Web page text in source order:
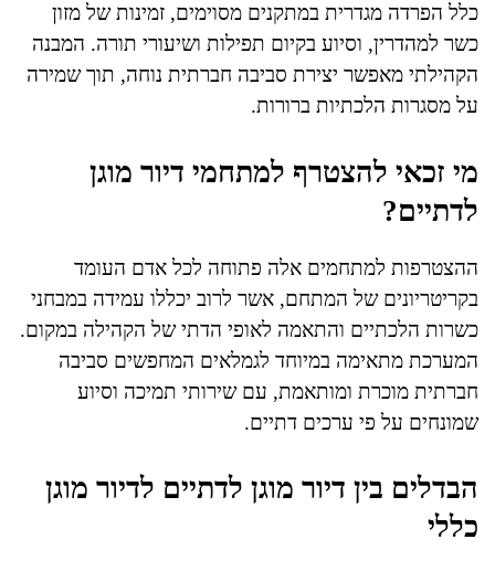
כלל הפרדה מגדרית במתקנים מסוימים, זמינות של מזון
כשר למהדרין, וסיוע בקיום תפילות ושיעורי תורה. המבנה
הקהילתי מאפשר יצירת סביבה חברתית נוחה, תוך שמירה
על מסגרות הלכתיות ברורות.
מי זכאי להצטרף למתחמי דיור מוגן
לדתיים?
ההצטרפות למתחמים אלה פתוחה לכל אדם העומד
בקריטריונים של המתחם, אשר לרוב יכללו עמידה במבחני
כשרות הלכתיים והתאמה לאופי הדתי של הקהילה במקום.
המערכת מתאימה במיוחד לגמלאים המחפשים סביבה
חברתית מוכרת ומותאמת, עם שירותי תמיכה וסיוע
שמונחים על פי ערכים דתיים.
הבדלים בין דיור מוגן לדתיים לדיור מוגן
כללי